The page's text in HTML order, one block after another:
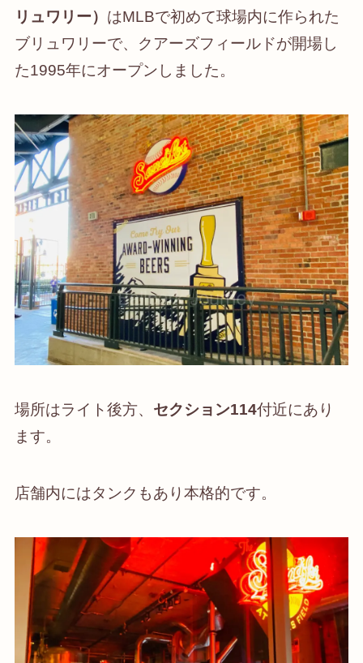
リュワリー） はMLBで初めて球場内に作られた
ブリュワリーで、クアーズフィールドが開場し
た1995年にオープンしました。
場所はライト後方、 セクション114付近にあり
ます。
店舗内にはタンクもあり本格的です。